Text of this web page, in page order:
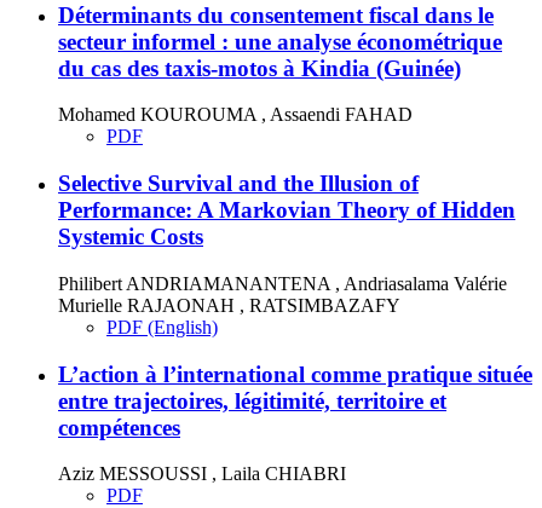
Déterminants du consentement fiscal dans le
secteur informel : une analyse économétrique
du cas des taxis-motos à Kindia (Guinée)
Mohamed KOUROUMA , Assaendi FAHAD
PDF
Selective Survival and the Illusion of
Performance: A Markovian Theory of Hidden
Systemic Costs
Philibert ANDRIAMANANTENA , Andriasalama Valérie
Murielle RAJAONAH , RATSIMBAZAFY
PDF (English)
L’action à l’international comme pratique située
entre trajectoires, légitimité, territoire et
compétences
Aziz MESSOUSSI , Laila CHIABRI
PDF